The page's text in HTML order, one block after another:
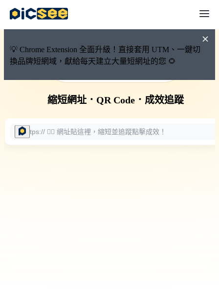
💡 Chrome Extension 全面升級！直接套用 UTM、一鍵切
換品牌短網域，獻給每天建立大量短網址的您 🌻
🚀 PicSee 短網址永久有效
縮短網址． QR Code． 成效追蹤